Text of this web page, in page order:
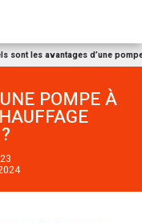
sont les avantages d’une
POMPE À